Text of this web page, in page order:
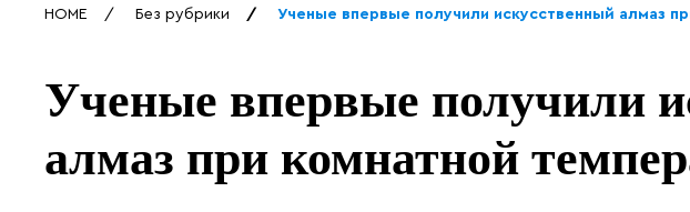
HOME Без рубрики Ученые впервые получили искусственный алмаз
Ученые впервые получили
алмаз при комнатной